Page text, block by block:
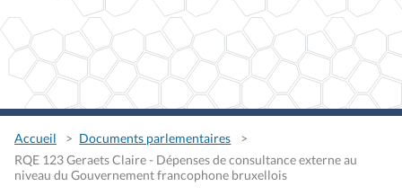
Accueil
Documents parlementaires
RQE 123 Geraets Claire - Dépenses de consultance externe au
niveau du Gouvernement francophone bruxellois